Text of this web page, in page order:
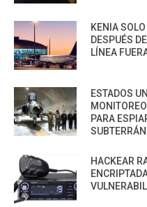
KENIA
DESPUÉS
LÍNEA
ESTADOS
PARA
HACKEAR